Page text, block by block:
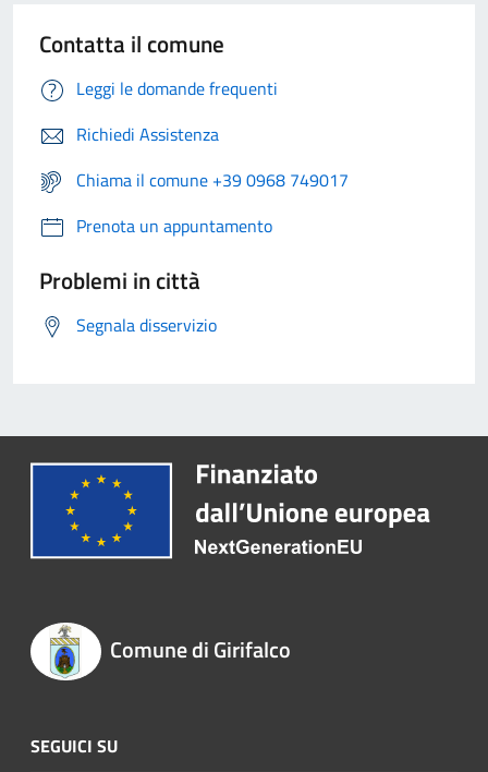
Contatta il comune
Leggi le domande frequenti
Richiedi Assistenza
Chiama il comune +39 0968 749017
Prenota un appuntamento
Problemi in città
Segnala disservizio
Comune di Girifalco
SEGUICI SU